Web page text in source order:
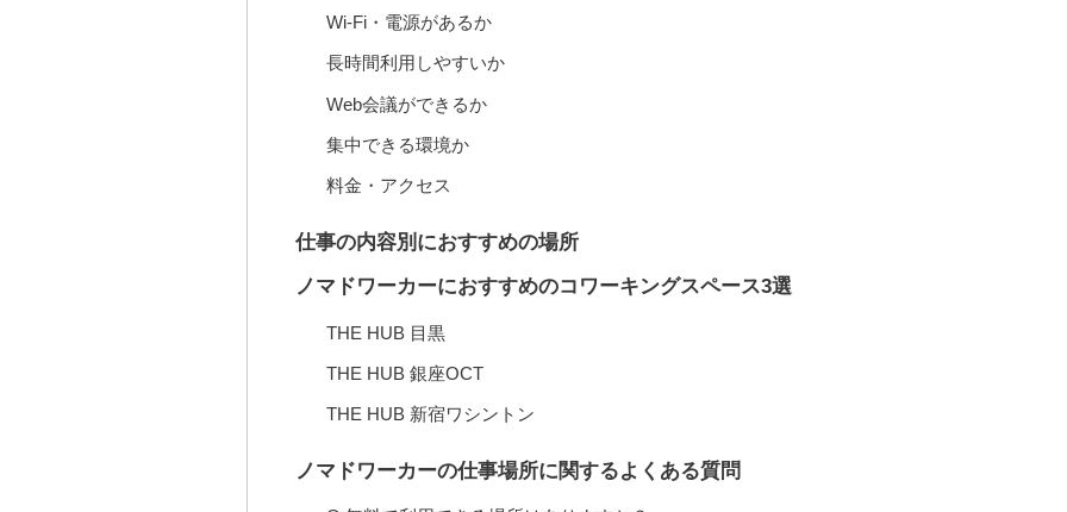
Wi-Fi・電源があるか
長時間利用しやすいか
Web会議ができるか
集中できる環境か
料金・アクセス
仕事の内容別におすすめの場所
ノマドワーカーにおすすめのコワーキングスペース3選
THE HUB 目黒
THE HUB 銀座OCT
THE HUB 新宿ワシントン
ノマドワーカーの仕事場所に関するよくある質問